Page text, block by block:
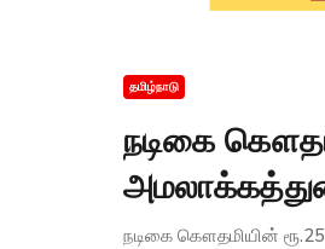
தமிழ்நாடு
நடிகை
நடிகை கௌதமியின்